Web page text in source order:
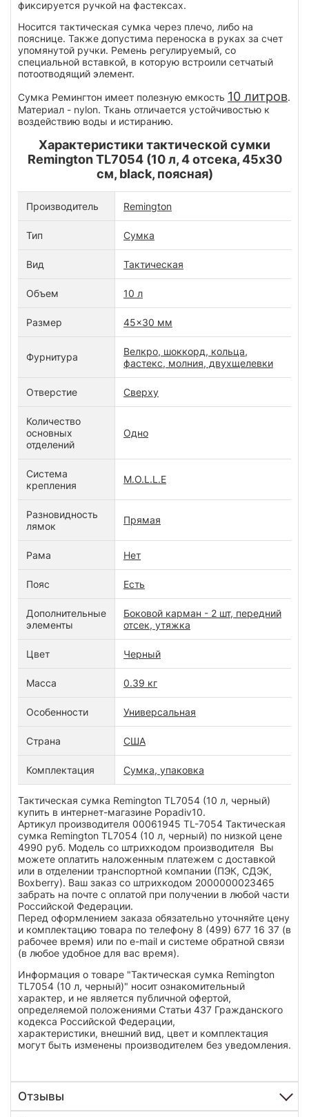
фиксируется ручкой на фастексах.
Носится тактическая сумка через плечо, либо на
пояснице. Также допустима переноска в руках за счет
упомянутой ручки. Ремень регулируемый, со
специальной вставкой, в которую встроили сетчатый
потоотводящий элемент.
Сумка Ремингтон имеет полезную емкость 10 литров.
Материал - nylon. Ткань отличается устойчивостью к
воздействию воды и истиранию.
Характеристики тактической сумки
Remington TL7054 (10 л, 4 отсека, 45x30
см, black, поясная)
Производитель Remington
Тип Сумка
Вид Тактическая
Объем 10 л
Размер 45x30 мм
Фурнитура
Велкро, шоккорд, кольца,
фастекс, молния, двухщелевки
Отверстие Сверху
Количество
основных
отделений
Одно
Система
крепления
M.O.L.L.E
Разновидность
лямок
Прямая
Рама Нет
Пояс Есть
Дополнительные
элементы
Боковой карман - 2 шт, передний
отсек, утяжка
Цвет Черный
Масса 0.39 кг
Особенности Универсальная
Страна США
Комплектация Сумка, упаковка
Тактическая сумка Remington TL7054 (10 л, черный)
купить в интернет-магазине Popadiv10.
Артикул производителя 00061945 TL-7054 Тактическая
сумка Remington TL7054 (10 л, черный) по низкой цене
4990 руб. Модель со штрихкодом производителя Вы
можете оплатить наложенным платежем с доставкой
или в отделении транспортной компании (ПЭК, СДЭК,
Boxberry). Ваш заказ со штрихкодом 2000000023465
забрать на почте с оплатой при получении в любой части
Российской Федерации.
Перед оформлением заказа обязательно уточняйте цену
и комплектацию товара по телефону 8 (499) 677 16 37 (в
рабочее время) или по e-mail и системе обратной связи
(в любое удобное для вас время).
Информация о товаре "Тактическая сумка Remington
TL7054 (10 л, черный)" носит ознакомительный
характер, и не является публичной офертой,
определяемой положениями Статьи 437 Гражданского
кодекса Российской Федерации,
характеристики, внешний вид, цвет и комплектация
могут быть изменены производителем без уведомления.
Отзывы